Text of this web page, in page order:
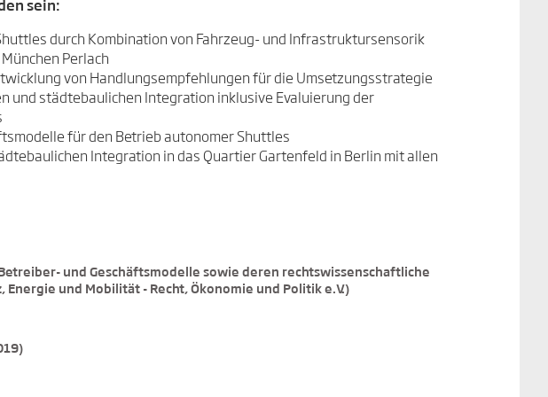
sein:
durch Kombination von Fahrzeug- und Infrastruktursensorik
Perlach
von Handlungsempfehlungen für die Umsetzungsstrategie
und städtebaulichen Integration inklusive Evaluierung der
für den Betrieb autonomer Shuttles
Integration in das Quartier Gartenfeld in Berlin mit allen
und Geschäftsmodelle sowie deren rechtswissenschaftliche
und Mobilität - Recht, Ökonomie und Politik e.V.)